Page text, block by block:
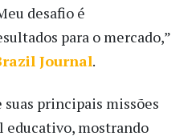
desafio é
para o mercado,”
Journal.
suas principais missões
educativo, mostrando